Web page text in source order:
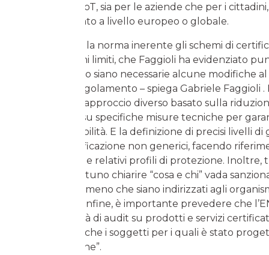
alla sicurezza IoT, sia per le aziende che per i
essere affrontato a livello europeo o globale.
Ma la parte della norma inerente gli schemi di
presenta alcuni limiti, che Faggioli ha evidenziato
punto. “Ritengo siano necessarie alcune modifiche
proposta di Regolamento – spiega Gabriele Faggioli
servirebbe un approccio diverso basato sulla
piuttosto che su specifiche misure tecniche per
livello di affidabilità. E la definizione di precisi livelli di
schemi di certificazione non generici, facendo
rischio specifici e relativi profili di protezione. Inoltre,
sarebbe opportuno chiarire “cosa e chi” vada
prevedendo almeno che siano indirizzati agli
certificazione. Infine, è importante prevedere che
svolgere attività di audit su prodotti e servizi
partecipare anche i soggetti per i quali è stato
di autorizzazione”.